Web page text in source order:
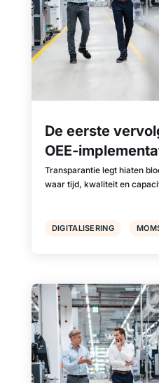
De eerste
OEE-
begint
DIGITALISERING
Transparantie legt hiaten
waar tijd, kwaliteit en